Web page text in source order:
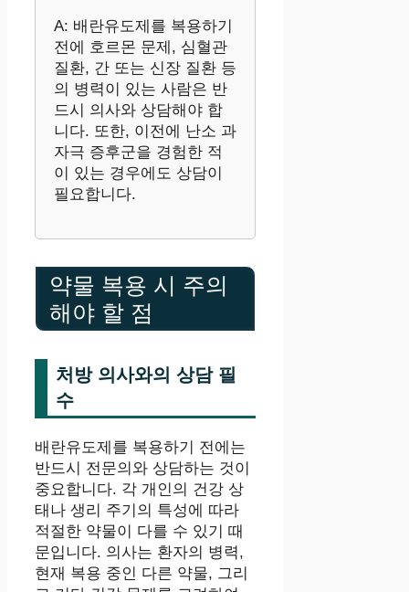
A: 배란유도제를 복용하기
전에 호르몬 문제, 심혈관
질환, 간 또는 신장 질환 등
의 병력이 있는 사람은 반
드시 의사와 상담해야 합
니다. 또한, 이전에 난소 과
자극 증후군을 경험한 적
이 있는 경우에도 상담이
필요합니다.
약물 복용 시 주의
해야 할 점
처방 의사와의 상담 필
수
배란유도제를 복용하기 전에는
반드시 전문의와 상담하는 것이
중요합니다. 각 개인의 건강 상
태나 생리 주기의 특성에 따라
적절한 약물이 다를 수 있기 때
문입니다. 의사는 환자의 병력,
현재 복용 중인 다른 약물, 그리